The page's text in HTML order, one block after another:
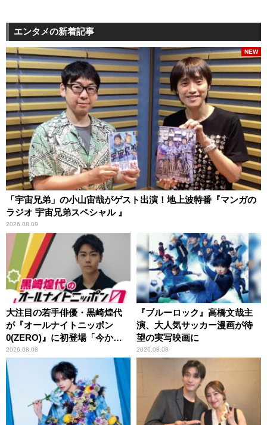
エンタメの新着記事
「宇宙兄弟」の小山宙哉がゲスト出演！地上波特番『マンガの
ラジオ 宇宙兄弟スペシャル 』
2026.08.09
NEW
大注目の若手俳優・黒崎煌代
が『オールナイトニッポン
0(ZERO)』に初登場「今から
とてもワクワクしておりま
す！」
2026.08.08
『ブルーロック』高橋文哉主
演、大人気サッカー漫画が待
望の実写映画に
2026.08.08